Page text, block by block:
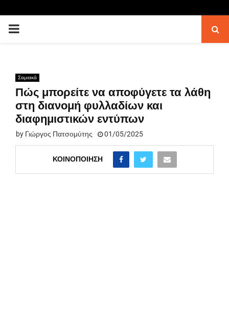
PRIMARY
Σαμιακά
Πώς μπορείτε να αποφύγετε τα λάθη
στη διανομή φυλλαδίων και
διαφημιστικών εντύπων
by Γιώργος Πατσομύτης 01/05/2025
ΚΟΙΝΟΠΟΊΗΣΗ